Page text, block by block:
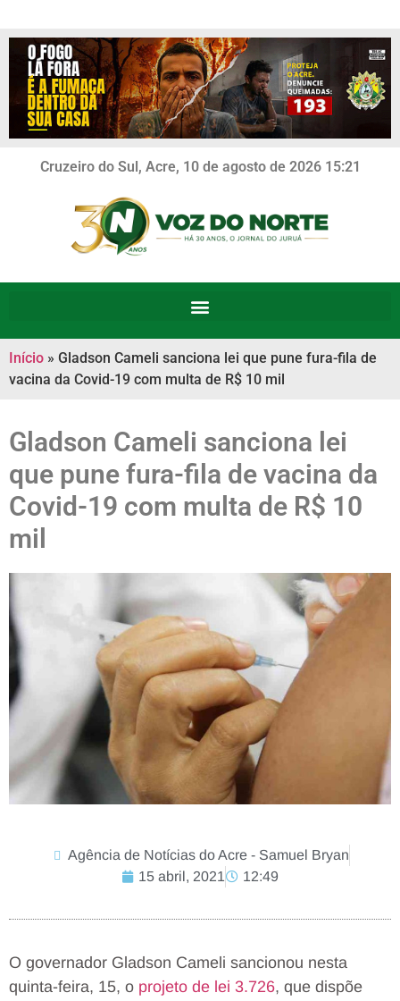
Cruzeiro do Sul, Acre, 10 de agosto de 2026 15:21
Início » Gladson Cameli sanciona lei que pune fura-fila de
vacina da Covid-19 com multa de R$ 10 mil
Gladson Cameli sanciona lei
que pune fura-fila de vacina da
Covid-19 com multa de R$ 10
mil
Agência de Notícias do Acre - Samuel Bryan
15 abril, 2021
12:49
O governador Gladson Cameli sancionou nesta
quinta-feira, 15, o projeto de lei 3.726, que dispõe